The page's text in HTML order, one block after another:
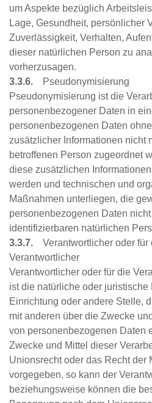
um Aspekte bezüglich
Lage, Gesundheit, persönlicher
Zuverlässigkeit, Verhalten,
dieser natürlichen Person zu
vorherzusagen.
3.3.6.
Pseudonymisierung
Pseudonymisierung ist die
personenbezogener Daten in
personenbezogenen Daten
zusätzlicher Informationen nicht
betroffenen Person zugeordnet
diese zusätzlichen
werden und technischen und
Maßnahmen unterliegen, die
personenbezogenen Daten
identifizierbaren natürlichen
3.3.7.
Verantwortlicher oder für
Verantwortlicher
Verantwortlicher oder für die
ist die natürliche oder juristische
Einrichtung oder andere Stelle,
mit anderen über die Zwecke
von personenbezogenen Daten
Zwecke und Mittel dieser
Unionsrecht oder das Recht der
vorgegeben, so kann der
beziehungsweise können die